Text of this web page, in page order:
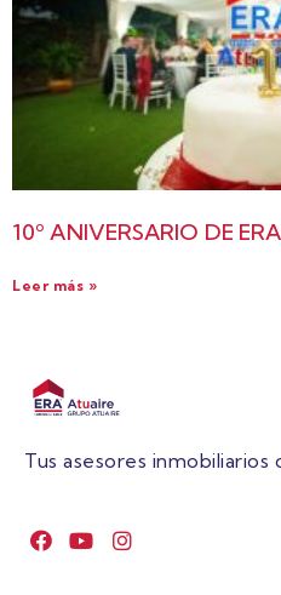
10º ANIVERSARIO DE
Leer más »
Tus asesores inmobiliarios